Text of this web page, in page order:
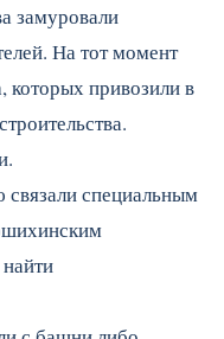
замуровали
На тот момент
привозили в
специальным